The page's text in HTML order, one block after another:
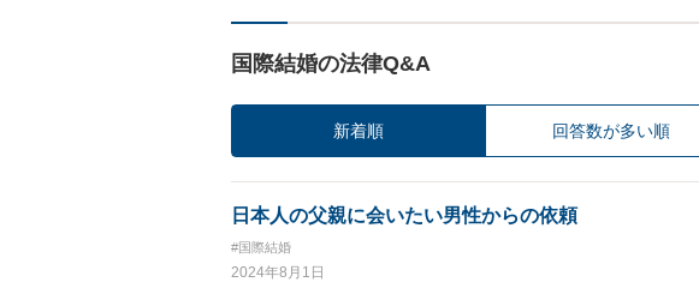
国際結婚の法律Q&A
新着順 回答数が多い順
日本人の父親に会いたい男性からの依頼
#国際結婚
2024年8月1日